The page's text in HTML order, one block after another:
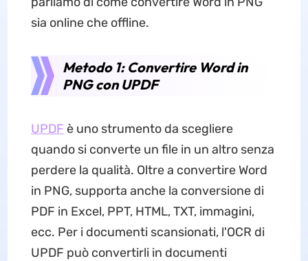
sia online che offline.
Metodo 1: Convertire Word in
PNG con UPDF
UPDF è uno strumento da scegliere
quando si converte un file in un altro senza
perdere la qualità. Oltre a convertire Word
in PNG, supporta anche la conversione di
PDF in Excel, PPT, HTML, TXT, immagini,
ecc. Per i documenti scansionati, l'OCR di
UPDF può convertirli in documenti